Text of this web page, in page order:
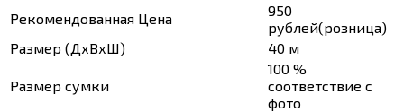
Рекомендованная Цена
950
рублей(розница)
Размер (ДхВхШ)
40 м
Размер сумки
100 %
соответствие с
фото